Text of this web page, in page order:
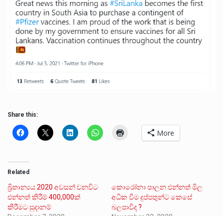
Share this:
More
Related
බ්‍රිතාන්‍යය 2020 අවසන් වනවිට
එන්නත් කිරීම් 400,000ක්
කිරීමට සුදානම්
කොරෝනා පාලන එන්නත් මිල
අධික වීම දුප්පතුන්ට කෙසේ
බලපාවිද ?